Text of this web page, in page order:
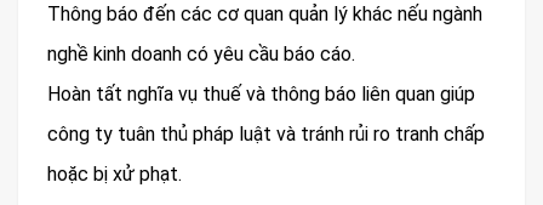
Thông báo đến các cơ quan quản lý khác nếu ngành
nghề kinh doanh có yêu cầu báo cáo.
Hoàn tất nghĩa vụ thuế và thông báo liên quan giúp
công ty tuân thủ pháp luật và tránh rủi ro tranh chấp
hoặc bị xử phạt.